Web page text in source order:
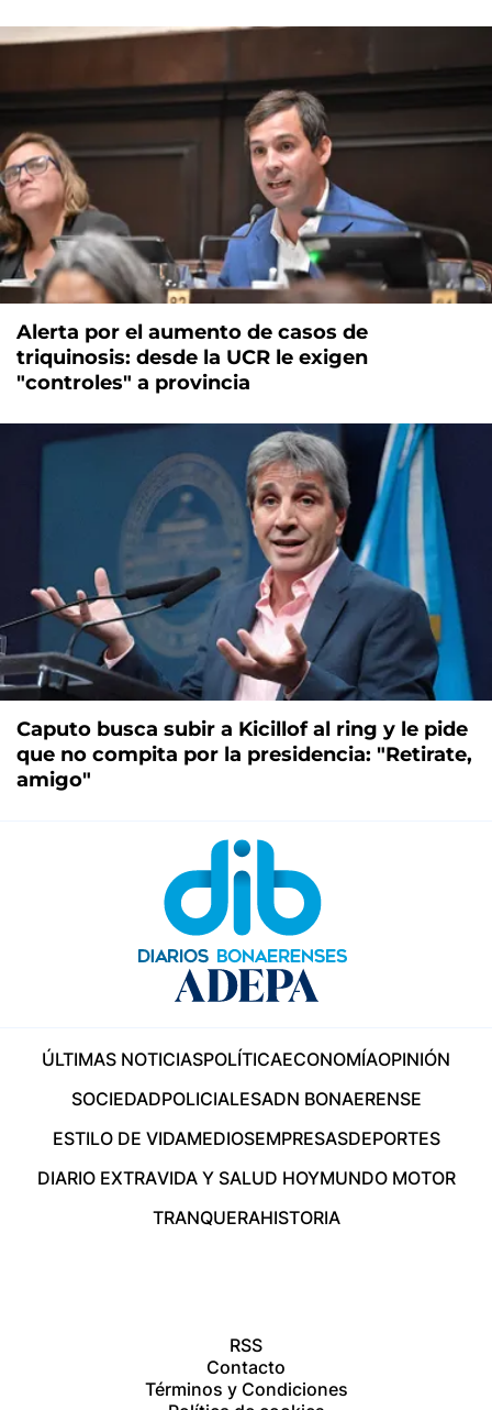
Alerta por el aumento de casos de
triquinosis: desde la UCR le exigen
"controles" a provincia
Caputo busca subir a Kicillof al ring y le pide
que no compita por la presidencia: "Retirate,
amigo"
ÚLTIMAS NOTICIASPOLÍTICAECONOMÍAOPINIÓN
SOCIEDADPOLICIALESADN BONAERENSE
ESTILO DE VIDAMEDIOSEMPRESASDEPORTES
DIARIO EXTRAVIDA Y SALUD HOYMUNDO MOTOR
TRANQUERAHISTORIA
RSS
Contacto
Términos y Condiciones